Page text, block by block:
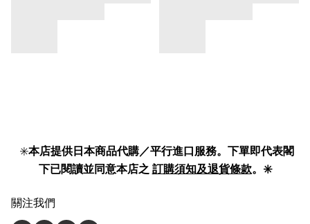
✳️本店提供日本商品代購／平行進口服務。下單即代表閣
下已閱讀並同意本店之 訂購須知及退貨條款。✳️
關注我們